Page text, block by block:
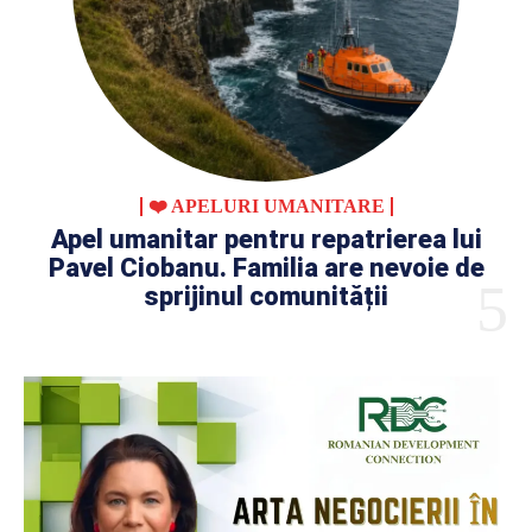
❤️ APELURI UMANITARE
Apel umanitar pentru repatrierea lui
Pavel Ciobanu. Familia are nevoie de
sprijinul comunității